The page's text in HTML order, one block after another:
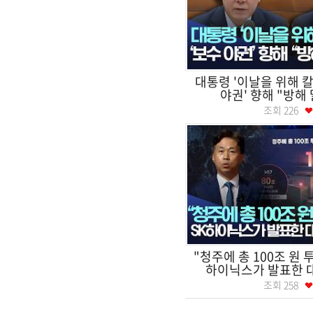
대통령 '이날을 위해
야권' 향해 "방해
조회 226
"청주에 총 100조 원
하이닉스가 발표한
조회 258